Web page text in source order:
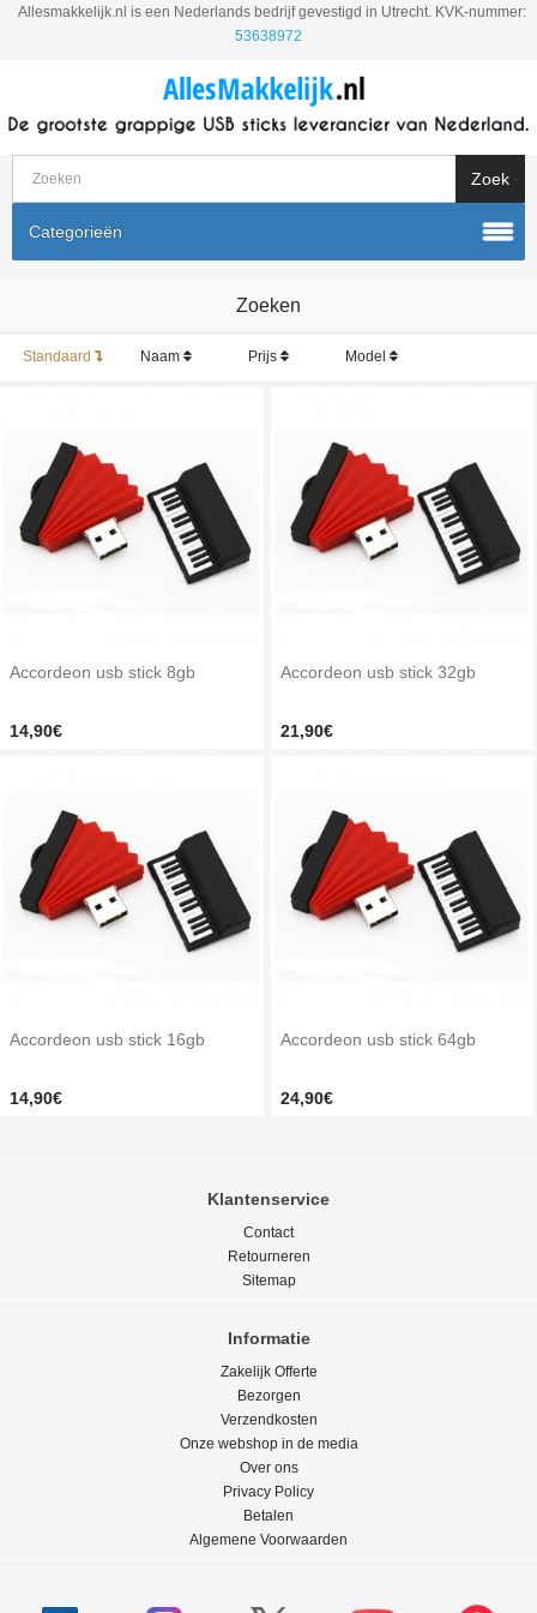
Allesmakkelijk.nl is een Nederlands bedrijf gevestigd in Utrecht. KVK-nummer:
53638972
Categorieën
Zoeken
Standaard Naam Prijs Model
Accordeon usb stick 8gb
14,90€
Accordeon usb stick 32gb
21,90€
Accordeon usb stick 16gb
14,90€
Accordeon usb stick 64gb
24,90€
Klantenservice
Contact
Retourneren
Sitemap
Informatie
Zakelijk Offerte
Bezorgen
Verzendkosten
Onze webshop in de media
Over ons
Privacy Policy
Betalen
Algemene Voorwaarden